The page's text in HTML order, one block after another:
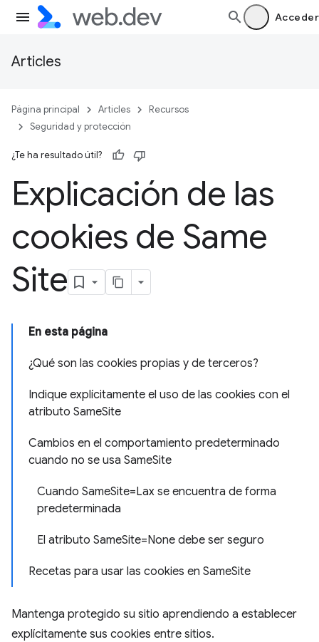
Acceder
Articles
Página principal Articles
Recursos
Seguridad y protección
¿Te ha resultado útil?
Explicación de las
cookies de Same
Site
En esta página
¿Qué son las cookies propias y de terceros?
Indique explícitamente el uso de las cookies con el
atributo SameSite
Cambios en el comportamiento predeterminado
cuando no se usa SameSite
Cuando SameSite=Lax se encuentra de forma
predeterminada
El atributo SameSite=None debe ser seguro
Recetas para usar las cookies en SameSite
Mantenga protegido su sitio aprendiendo a establecer
explícitamente sus cookies entre sitios.